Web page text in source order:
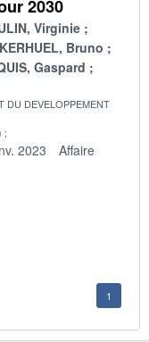
2030
Virginie
KERHUEL, Bruno
Gaspard
DU DEVELOPPEMENT
2023
Affaire
1